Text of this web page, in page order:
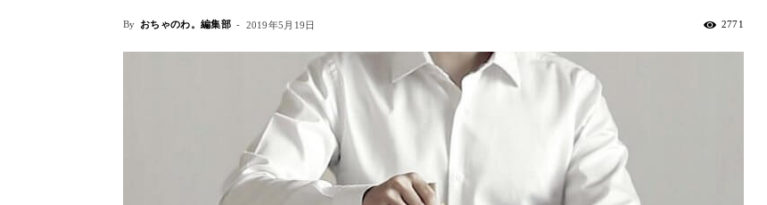
By おちゃのわ。編集部 - 2019年5月19日 2771